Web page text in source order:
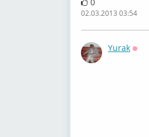
02.03.2013 03:54
Yurak